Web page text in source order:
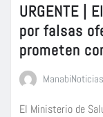
URGENTE |
por falsas
prometen
ManabiNoticias
El Ministerio de